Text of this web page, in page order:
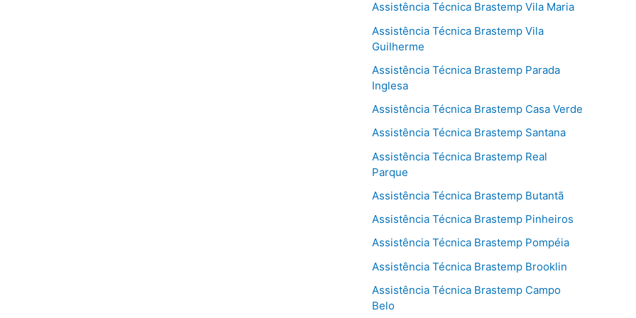
Assistência Técnica Brastemp Vila Maria
Assistência Técnica Brastemp Vila
Guilherme
Assistência Técnica Brastemp Parada
Inglesa
Assistência Técnica Brastemp Casa Verde
Assistência Técnica Brastemp Santana
Assistência Técnica Brastemp Real
Parque
Assistência Técnica Brastemp Butantã
Assistência Técnica Brastemp Pinheiros
Assistência Técnica Brastemp Pompéia
Assistência Técnica Brastemp Brooklin
Assistência Técnica Brastemp Campo
Belo